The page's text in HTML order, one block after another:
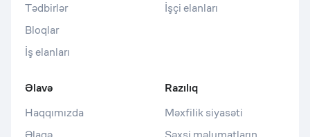
Tədbirlər
Bloqlar
İş elanları
İşçi elanları
Əlavə
Haqqımızda
Razılıq
Məxfilik siyasəti